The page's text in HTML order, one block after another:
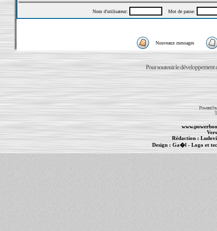
Nom d'utilisateur: Mot de passe:
Nouveaux messages
Pour soutenir le développement
Powered
Rédaction :
Design : Ga�l- Logo et